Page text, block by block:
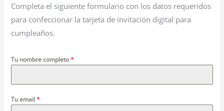
Completa el siguiente formulario con los datos requeridos
para confeccionar la tarjeta de invitación digital para
cumpleaños.
Tu nombre completo*
Tu email*